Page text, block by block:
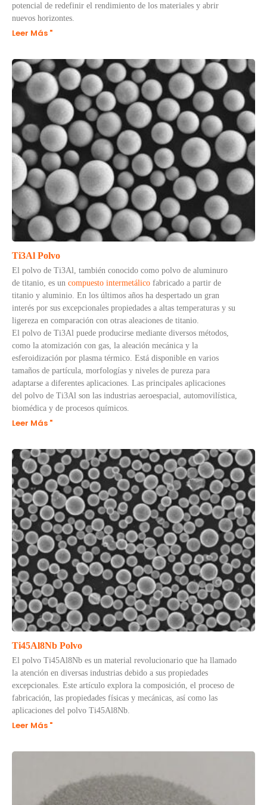
potencial de redefinir el rendimiento de los materiales y abrir
nuevos horizontes.
Leer Más "
Ti3Al Polvo
El polvo de Ti3Al, también conocido como polvo de aluminuro
de titanio, es un compuesto intermetálico fabricado a partir de
titanio y aluminio. En los últimos años ha despertado un gran
interés por sus excepcionales propiedades a altas temperaturas y su
ligereza en comparación con otras aleaciones de titanio.
El polvo de Ti3Al puede producirse mediante diversos métodos,
como la atomización con gas, la aleación mecánica y la
esferoidización por plasma térmico. Está disponible en varios
tamaños de partícula, morfologías y niveles de pureza para
adaptarse a diferentes aplicaciones. Las principales aplicaciones
del polvo de Ti3Al son las industrias aeroespacial, automovilística,
biomédica y de procesos químicos.
Leer Más "
Ti45Al8Nb Polvo
El polvo Ti45Al8Nb es un material revolucionario que ha llamado
la atención en diversas industrias debido a sus propiedades
excepcionales. Este artículo explora la composición, el proceso de
fabricación, las propiedades físicas y mecánicas, así como las
aplicaciones del polvo Ti45Al8Nb.
Leer Más "